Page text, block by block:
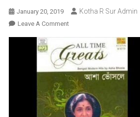
January 20, 2019 Kotha R Sur Admin
Leave A CommentOn
Aar-
Ek-
Din-
Aaj-
Jai-
Asha-
Bhosle